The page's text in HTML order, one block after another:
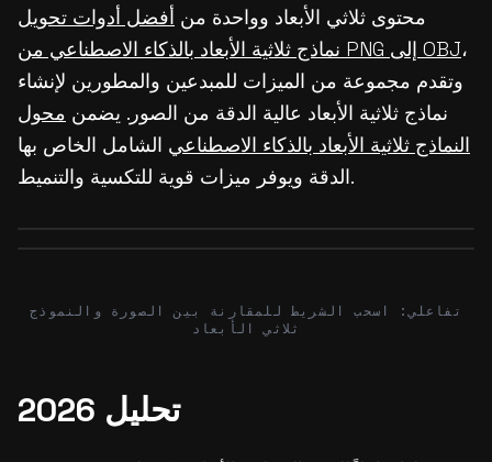
محتوى ثلاثي الأبعاد وواحدة من أفضل أدوات تحويل
نماذج ثلاثية الأبعاد بالذكاء الاصطناعي من PNG إلى OBJ،
وتقدم مجموعة من الميزات للمبدعين والمطورين لإنشاء
نماذج ثلاثية الأبعاد عالية الدقة من الصور. يضمن محول
النماذج ثلاثية الأبعاد بالذكاء الاصطناعي الشامل الخاص بها
الدقة ويوفر ميزات قوية للتكسية والتنميط.
تفاعلي: اسحب الشريط للمقارنة بين الصورة والنموذج
ثلاثي الأبعاد
تحليل 2026